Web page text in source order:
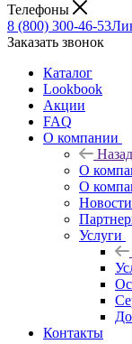
Телефоны
8 (800) 300-46-53
Заказать звонок
Каталог
Lookbook
Акции
FAQ
О компании
Назад
О
О
Новости
Услуги
Контакты